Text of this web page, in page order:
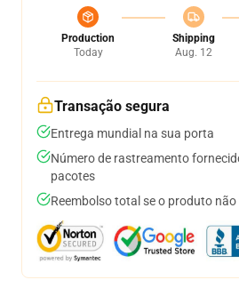
Production
Today
Shipping
Aug. 12
Transação segura
Entrega mundial na sua porta
Número de rastreamento
pacotes
Reembolso total se o produto